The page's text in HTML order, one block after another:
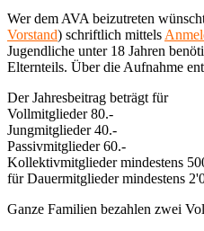
Wer dem AVA beizutreten
Vorstand) schriftlich mittels
Jugendliche unter 18 Jahren
Elternteils. Über die Aufnahme
Der Jahresbeitrag beträgt für
Vollmitglieder 80.-
Jungmitglieder 40.-
Passivmitglieder 60.-
Kollektivmitglieder mindestens
für Dauermitglieder mindestens
Ganze Familien bezahlen zwei